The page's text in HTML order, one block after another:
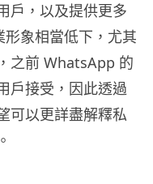
戶，以及提供更多
象相當低下，尤其
之前 WhatsApp 的
戶接受，因此透過
可以更詳盡解釋私